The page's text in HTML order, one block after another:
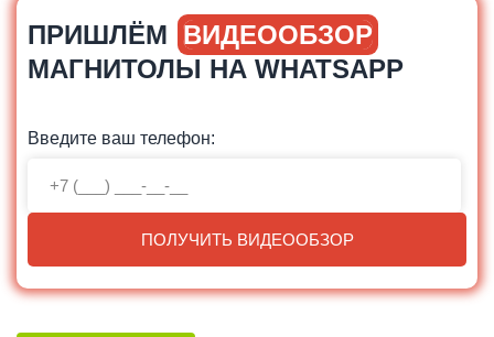
ПРИШЛЁМ ВИДЕООБЗОР
МАГНИТОЛЫ НА WHATSAPP
Введите ваш телефон:
ПОЛУЧИТЬ ВИДЕООБЗОР